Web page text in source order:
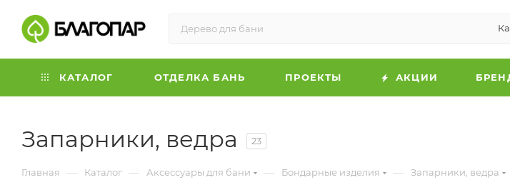
КАТАЛОГ ОТДЕЛКА БАНЬ ПРОЕКТЫ АКЦИИ
Запарники, ведра 23
Главная — Каталог — Аксессуары для бани — Бондарные изделия — Запарники, ведра